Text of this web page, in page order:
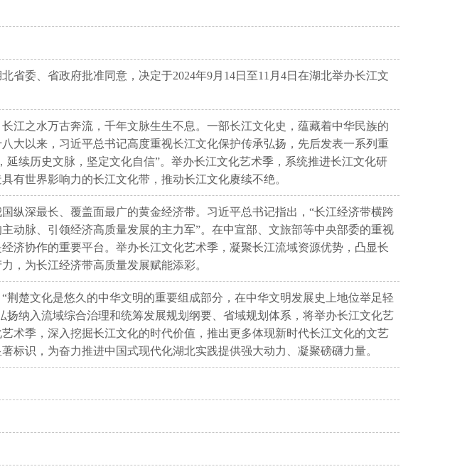
委、省政府批准同意，决定于2024年9月14日至11月4日在湖北举办长江文
江之水万古奔流，千年文脉生生不息。一部长江文化史，蕴藏着中华民族的
大以来，习近平总书记高度重视长江文化保护传承弘扬，先后发表一系列重
续历史文脉，坚定文化自信”。举办长江文化艺术季，系统推进长江文化研
有世界影响力的长江文化带，推动长江文化赓续不绝。
纵深最长、覆盖面最广的黄金经济带。习近平总书记指出，“长江经济带横跨
动脉、引领经济高质量发展的主力军”。在中宣部、文旅部等中央部委的重视
济协作的重要平台。举办长江文化艺术季，凝聚长江流域资源优势，凸显长
，为长江经济带高质量发展赋能添彩。
楚文化是悠久的中华文明的重要组成部分，在中华文明发展史上地位举足轻
纳入流域综合治理和统筹发展规划纲要、省域规划体系，将举办长江文化艺
术季，深入挖掘长江文化的时代价值，推出更多体现新时代长江文化的文艺
识，为奋力推进中国式现代化湖北实践提供强大动力、凝聚磅礴力量。